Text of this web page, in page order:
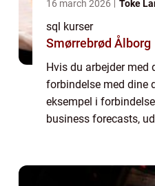
16 march 2026 Toke
sql kurser
Smørrebrød Ålborg
Hvis du arbejder med
forbindelse med dine
eksempel i
business forecasts,